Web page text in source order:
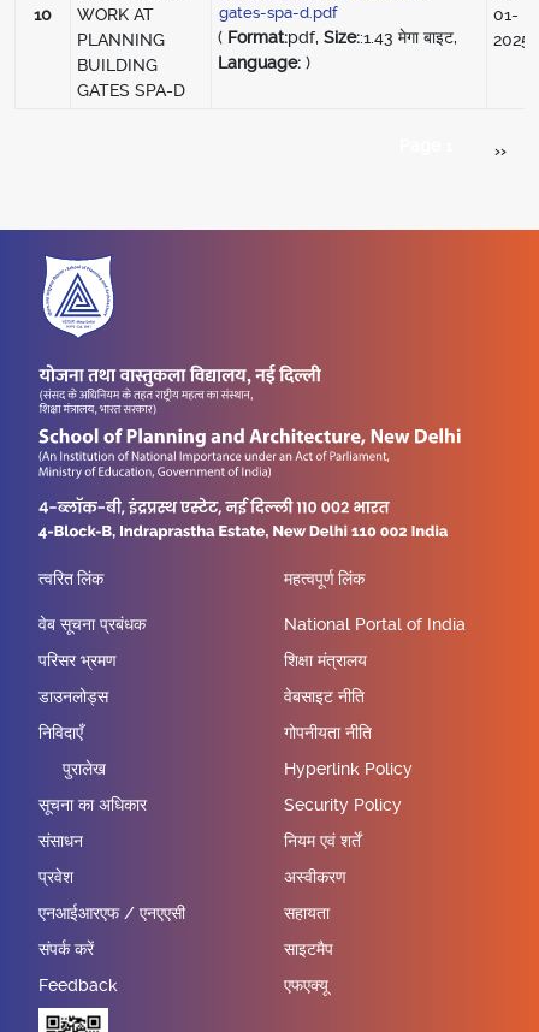
10
WORK AT
PLANNING
BUILDING
GATES SPA-D
gates-spa-d.pdf
( Format:pdf, Size::1.43 मेगा बाइट,
Language: )
01-
2025
अगला
››
त्वरित लिंक
वेब सूचना प्रबंधक
परिसर भ्रमण
डाउनलोड्स
निविदाएँ
पुरालेख
सूचना का अधिकार
संसाधन
प्रवेश
एनआईआरएफ / एनएएसी
संपर्क करें
Feedback
महत्वपूर्ण लिंक
National Portal of India
शिक्षा मंत्रालय
वेबसाइट नीति
गोपनीयता नीति
Hyperlink Policy
Security Policy
नियम एवं शर्तें
अस्वीकरण
सहायता
साइटमैप
एफएक्यू